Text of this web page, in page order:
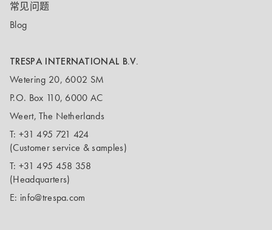
常见问题
Blog
TRESPA INTERNATIONAL B.V.
Wetering 20, 6002 SM
P.O. Box 110, 6000 AC
Weert, The Netherlands
T: +31 495 721 424
(Customer service & samples)
T: +31 495 458 358
(Headquarters)
E: info@trespa.com